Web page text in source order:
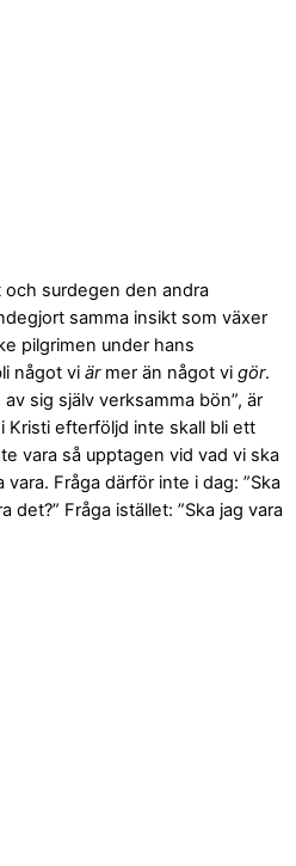
surdegen den andra
samma insikt som växer
pilgrimen under hans
något vi ärmer än något vi gör.
sig själv verksamma bön”, är
Kristi efterföljd inte skall bli ett
vara så upptagen vid vad vi ska
Fråga därför inte i dag: ”Ska
det?” Fråga istället: ”Ska jag vara